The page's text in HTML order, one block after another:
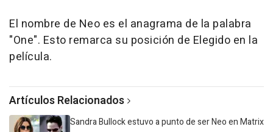
El nombre de Neo es el anagrama de la palabra
"One". Esto remarca su posición de Elegido en la
película.
Artículos Relacionados
Sandra Bullock estuvo a punto de ser Neo en Matrix